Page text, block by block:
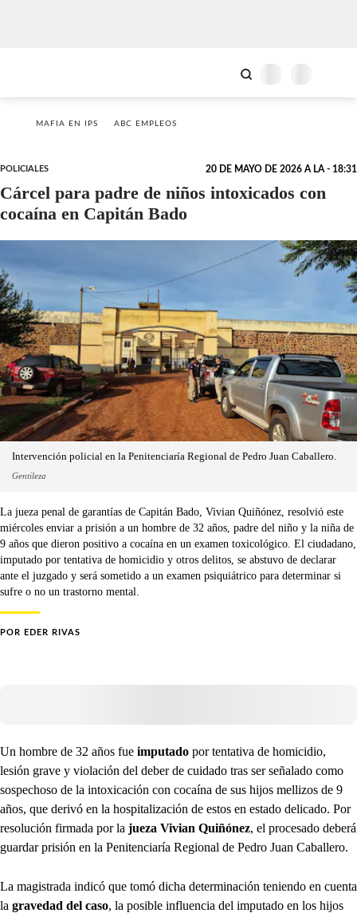
MAFIA EN IPS ABC EMPLEOS
POLICIALES 20 DE MAYO DE 2026 A LA - 18:31
Cárcel para padre de niños intoxicados con
cocaína en Capitán Bado
Intervención policial en la Penitenciaría Regional de Pedro Juan Caballero.
Gentileza
La jueza penal de garantías de Capitán Bado, Vivian Quiñónez, resolvió este
miércoles enviar a prisión a un hombre de 32 años, padre del niño y la niña de
9 años que dieron positivo a cocaína en un examen toxicológico. El ciudadano,
imputado por tentativa de homicidio y otros delitos, se abstuvo de declarar
ante el juzgado y será sometido a un examen psiquiátrico para determinar si
sufre o no un trastorno mental.
POR EDER RIVAS
Un hombre de 32 años fue imputado por tentativa de homicidio,
lesión grave y violación del deber de cuidado tras ser señalado como
sospechoso de la intoxicación con cocaína de sus hijos mellizos de 9
años, que derivó en la hospitalización de estos en estado delicado. Por
resolución firmada por la jueza Vivian Quiñónez, el procesado deberá
guardar prisión en la Penitenciaría Regional de Pedro Juan Caballero.
La magistrada indicó que tomó dicha determinación teniendo en cuenta
la gravedad del caso, la posible influencia del imputado en los hijos